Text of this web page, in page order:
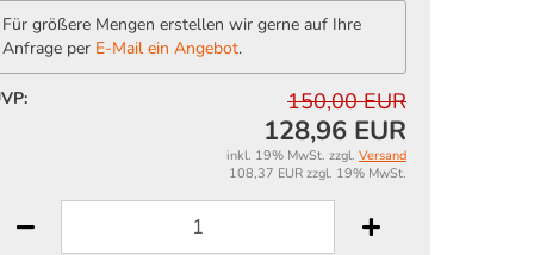
Für größere Mengen erstellen wir gerne auf Ihre
Anfrage per E-Mail ein Angebot.
150,00 EUR
128,96 EUR
inkl. 19% MwSt. zzgl. Versand
108,37 EUR zzgl. 19% MwSt.